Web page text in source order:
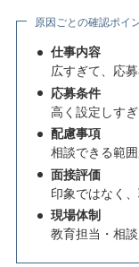
原因ごとの確認ポイ
仕事内容
広すぎて、応
応募条件
高く設定しす
配慮事項
相談できる範
面接評価
印象ではなく
現場体制
教育担当・相